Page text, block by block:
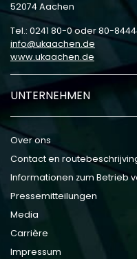
52074 Aachen
Tel.: 0241 80-0 oder 80-
info
ukaachen de
www.ukaachen.de
UNTERNEHMEN
Over ons
Contact en
Informationen zum Betrieb
Pressemitteilungen
Media
Carrière
Impressum